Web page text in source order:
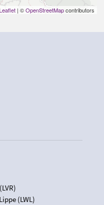
| ©OpenStreetMapcontributors
(LWL)